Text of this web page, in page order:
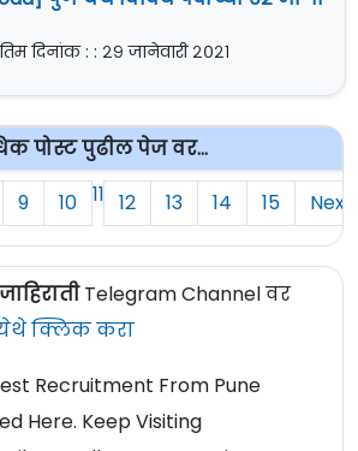
दिनांक : : २९ जानेवारी २०२१
पोस्ट पुढील पेज वर...
9 10 11 12 13 14 15 Next
Telegram Channel वर
क्लिक करा
Recruitment From Pune
Here. Keep Visiting